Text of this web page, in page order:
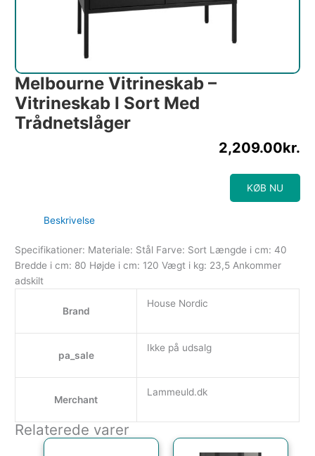
Melbourne Vitrineskab –
Vitrineskab I Sort Med
Trådnetslåger
2,209.00kr.
KØB NU
Beskrivelse
Specifikationer: Materiale: Stål Farve: Sort Længde i cm: 40
Bredde i cm: 80 Højde i cm: 120 Vægt i kg: 23,5 Ankommer
adskilt
Brand
House Nordic
pa_sale
Ikke på udsalg
Merchant
Lammeuld.dk
Relaterede varer